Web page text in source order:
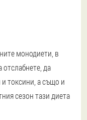
монодиети, в
да
токсини, а също и
сезон тази диета